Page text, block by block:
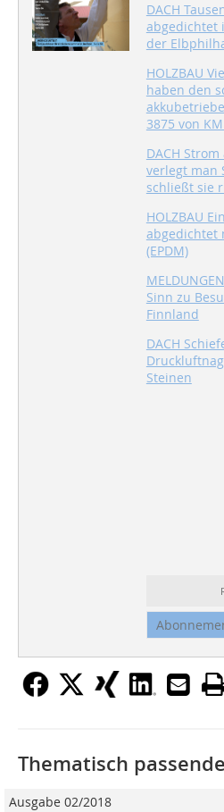
DACH
abgedichtet
der
HOLZBAU
haben den
3875 von
DACH
verlegt man
schließt sie
HOLZBAU
abgedichtet
(EPDM)
Sinn zu
Finnland
DACH
Steinen
Thematisch
Ausgabe 02/2018